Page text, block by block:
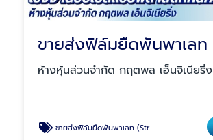
ห้างหุ้นส่วนจำกัด กฤตพล เอ็นจิเนียริ่ง
ขายส่งฟิล์มยืดพันพาเลท (Stretch Film) ราคาโรงงาน